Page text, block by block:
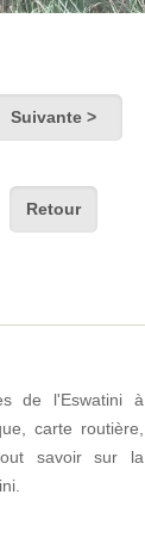
Suivante >
Retour
de l'Eswatini à
carte routière,
savoir sur la